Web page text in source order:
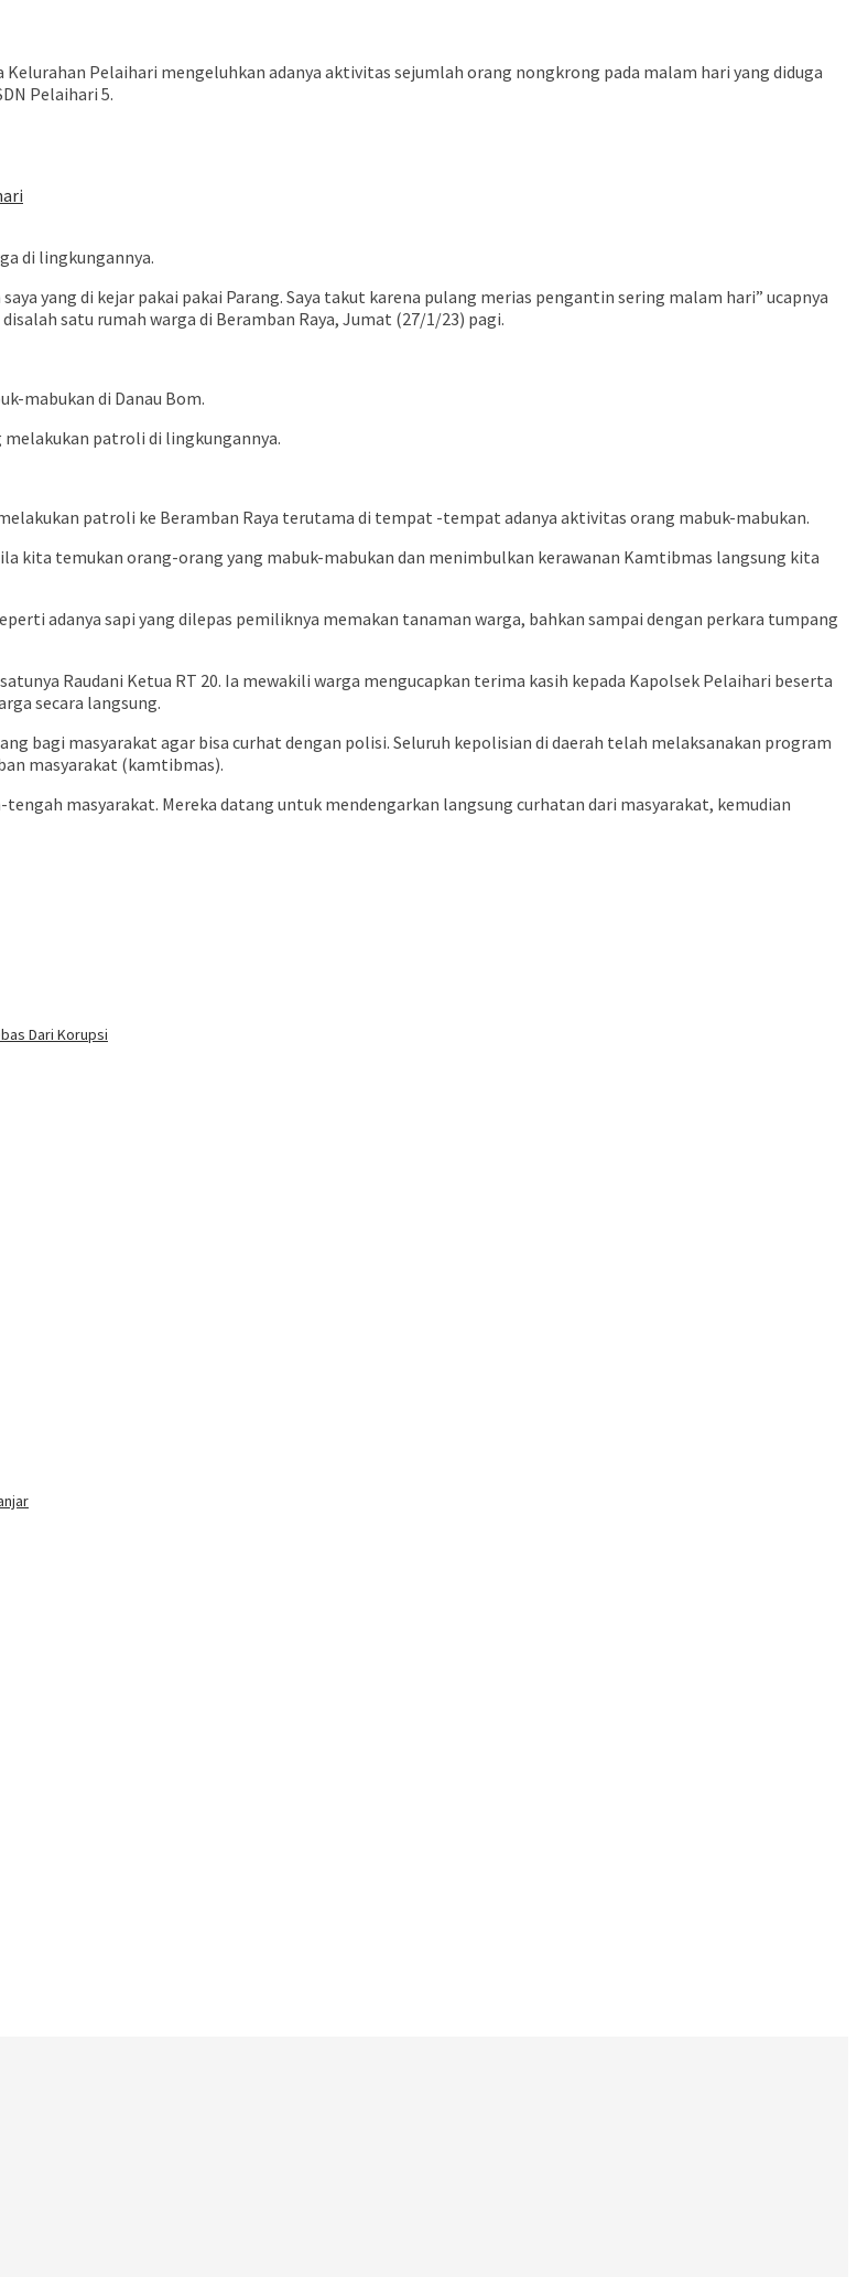
Pelaihari mengeluhkan adanya aktivitas sejumlah orang nongkrong pada malam hari yang diduga
Pelaihari 5.
di lingkungannya.
yang di kejar pakai pakai Parang. Saya takut karena pulang merias pengantin sering malam hari” ucapnya
satu rumah warga di Beramban Raya, Jumat (27/1/23) pagi.
mabukan di Danau Bom.
patroli di lingkungannya.
patroli ke Beramban Raya terutama di tempat -tempat adanya aktivitas orang mabuk-mabukan.
kita temukan orang-orang yang mabuk-mabukan dan menimbulkan kerawanan Kamtibmas langsung kita
adanya sapi yang dilepas pemiliknya memakan tanaman warga, bahkan sampai dengan perkara tumpang
Raudani Ketua RT 20. Ia mewakili warga mengucapkan terima kasih kepada Kapolsek Pelaihari beserta
secara langsung.
bagi masyarakat agar bisa curhat dengan polisi. Seluruh kepolisian di daerah telah melaksanakan program
masyarakat (kamtibmas).
masyarakat. Mereka datang untuk mendengarkan langsung curhatan dari masyarakat, kemudian
Dari Korupsi